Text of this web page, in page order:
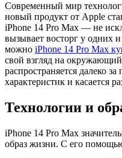
Современный мир
новый продукт от Apple
iPhone 14 Pro Max — не
вызывает восторг у одних
можно iPhone 14 Pro Max
свой взгляд на
распространяется далеко
характеристик и касается
Технологии и
iPhone 14 Pro Max
образ жизни. С его